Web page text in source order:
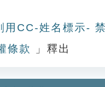
用CC-姓名標示-
條款
」釋出